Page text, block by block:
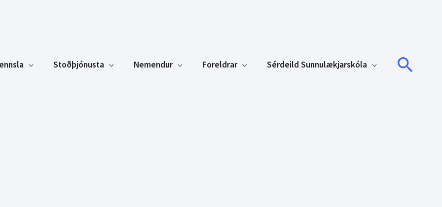
Stoðþjónusta Nemendur Foreldrar Sérdeild Sunnulækjarskóla